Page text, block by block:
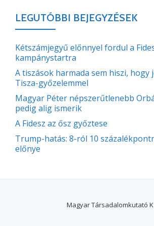
LEGUTÓBBI BEJEGYZÉSEK
Kétszámjegyű előnnyel fordul a
kampánystartra
A tiszások harmada sem hiszi, hogy
Tisza-győzelemmel
Magyar Péter népszerűtlenebb
pedig alig ismerik
A Fidesz az ősz győztese
Trump-hatás: 8-ról 10
előnye
Magyar Társadalomkutató